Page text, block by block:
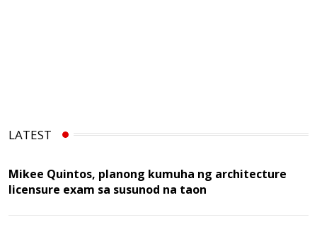
LATEST
Mikee Quintos, planong kumuha ng architecture
licensure exam sa susunod na taon